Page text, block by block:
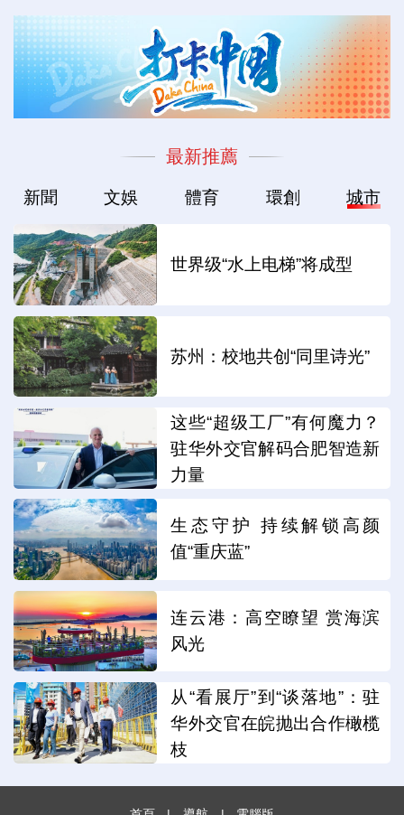
最新推薦
新聞 文娛 體育 環創 城市
世界级“水上电梯”将成型
苏州：校地共创“同里诗光”
这些“超级工厂”有何魔力？
驻华外交官解码合肥智造新
力量
生态守护 持续解锁高颜
值“重庆蓝”
连云港：高空瞭望 赏海滨
风光
从“看展厅”到“谈落地”：驻
华外交官在皖抛出合作橄榄
枝